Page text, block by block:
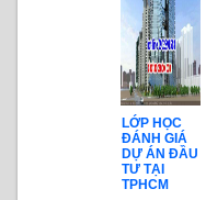
LỚP HỌC
ĐÁNH GIÁ
DỰ ÁN ĐẦU
TƯ TẠI
TPHCM